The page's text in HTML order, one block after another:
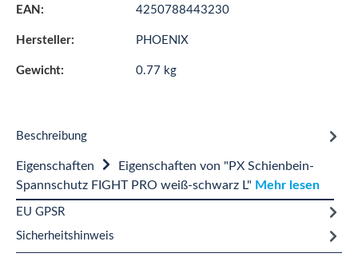
EAN: 4250788443230
Hersteller: PHOENIX
Gewicht: 0.77 kg
Beschreibung
Eigenschaften
Eigenschaften von "PX Schienbein-
Spannschutz FIGHT PRO weiß-schwarz L" Mehr lesen
EU GPSR
Sicherheitshinweis